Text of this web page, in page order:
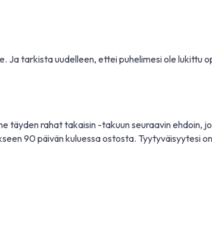
Ja tarkista uudelleen, ettei puhelimesi ole lukittu
täyden rahat takaisin -takuun seuraavin ehdoin,
90 päivän kuluessa ostosta. Tyytyväisyytesi